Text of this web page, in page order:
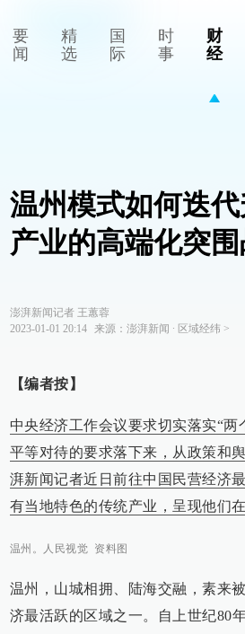
要
闻
精
选
国
际
时
事
财
经
温州模式如何迭
产业的高端化突
澎湃新闻记者 王蕙蓉
2023-01-01 20:14
来源： 澎湃新闻 ∙ 区域经纬>
【编者按】
中央经济工作会议要求切实落实“
平等对待的要求落下来，从政策和
湃新闻记者近日前往中国民营经济
有当地特色的传统产业，呈现他们
温州。人民视觉 资料图
温州，山城相拥、陆海交融，素来
济最活跃的区域之一。自上世纪80